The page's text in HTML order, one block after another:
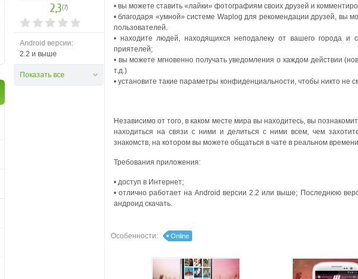
2,3(7)
Android версии:
2.2 и выше
Показать все
• вы можете ставить «лайки» фотографиям своих друзей и
• благодаря «умной» системе Waplog для рекомендации друзей, вы
пользователей.
• находите людей, находящихся неподалеку от вашего города и
приятелей;
• вы можете мгновенно получать уведомления о каждом действии
т.д.)
• установите такие параметры конфиденциальности, чтобы никто не
Независимо от того, в каком месте мира вы находитесь, вы
находиться на связи с ними и делиться с ними всем, чем
знакомств, на котором вы можете общаться в чате в реальном
Требования приложения:
• доступ в Интернет;
• отлично работает на Android версии 2.2 или выше; Последнюю
андроид скачать.
Особенности: Online